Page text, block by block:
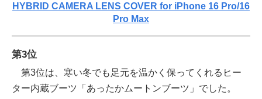
HYBRID CAMERA LENS COVER for iPhone 16 Pro/16
Pro Max
第3位
第3位は、寒い冬でも足元を温かく保ってくれるヒー
ター内蔵ブーツ「あったかムートンブーツ」でした。